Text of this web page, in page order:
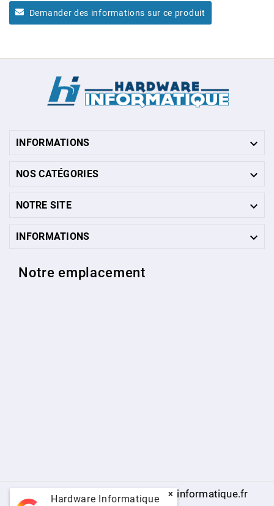
Demander des informations sur ce produit
INFORMATIONS 
NOS CATÉGORIES 
NOTRE SITE 
INFORMATIONS 
Notre emplacement
© 2009 - 2026 - www.hardware-informatique.fr
Hardware Informatique x